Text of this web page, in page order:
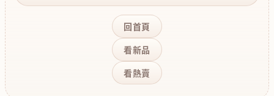
回首頁
看新品
看熱賣